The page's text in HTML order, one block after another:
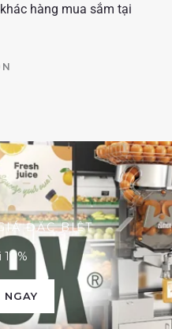
hàng mua sắm tại
ĐẶC BIỆT
NGAY